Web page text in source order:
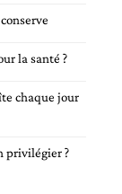
la santé ?
chaque jour
privilégier ?